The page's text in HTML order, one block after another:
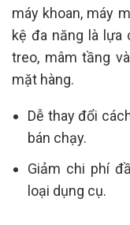
máy khoan, máy
kệ đa năng là lựa
treo, mâm tầng
mặt hàng.
Dễ thay đổi
bán chạy.
Giảm chi phí
loại dụng cụ.